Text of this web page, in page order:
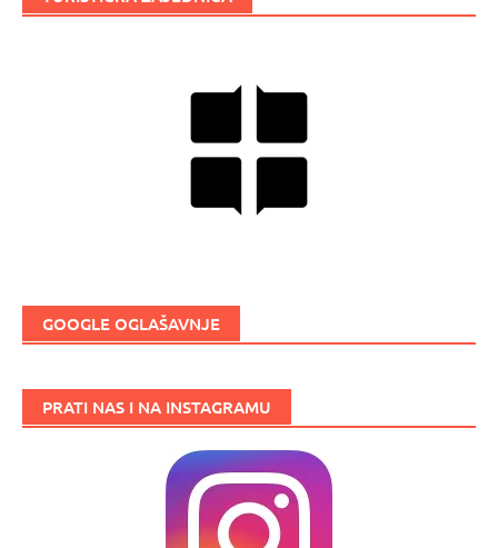
GOOGLE OGLAŠAVNJE
PRATI NAS I NA INSTAGRAMU